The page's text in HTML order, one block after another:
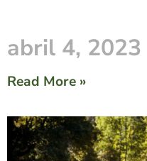
abril 4, 2023
Read More »